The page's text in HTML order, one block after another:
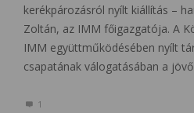
kerékpározásról nyílt kiállítás –
Zoltán, az IMM főigazgatója. A
IMM együttműködésében nyílt
csapatának válogatásában a
1